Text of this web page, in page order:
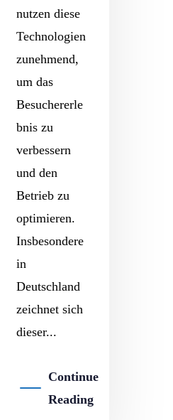
nutzen diese
Technologien
zunehmend,
um das
Besuchererle
bnis zu
verbessern
und den
Betrieb zu
optimieren.
Insbesondere
in
Deutschland
zeichnet sich
dieser...
Continue
Reading